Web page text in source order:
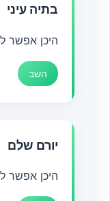
בתיה עיני
היכן אפשר
השב
יורם שלם
היכן אפשר